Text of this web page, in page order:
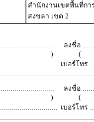
สำนักงานเขตพื้นที่กา
สงขลา เขต 2
)
ลงชื่อ
เบอร์โทร
)
ลงชื่อ
เบอร์โทร